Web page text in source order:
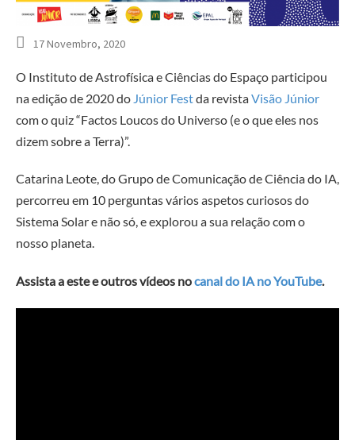
17 Novembro, 2020
O Instituto de Astrofísica e Ciências do Espaço participou
na edição de 2020 do Júnior Festda revistaVisão Júnior
com o quiz “Factos Loucos do Universo (e o que eles nos
dizem sobre a Terra)”.
Catarina Leote, do Grupo de Comunicação de Ciência do IA,
percorreu em 10 perguntas vários aspetos curiosos do
Sistema Solar e não só, e explorou a sua relação com o
nosso planeta.
Assista a este e outros vídeos nocanal do IA no YouTube.